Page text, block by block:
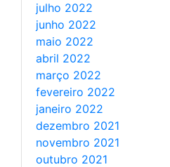
julho 2022
junho 2022
maio 2022
abril 2022
março 2022
fevereiro 2022
janeiro 2022
dezembro 2021
novembro 2021
outubro 2021